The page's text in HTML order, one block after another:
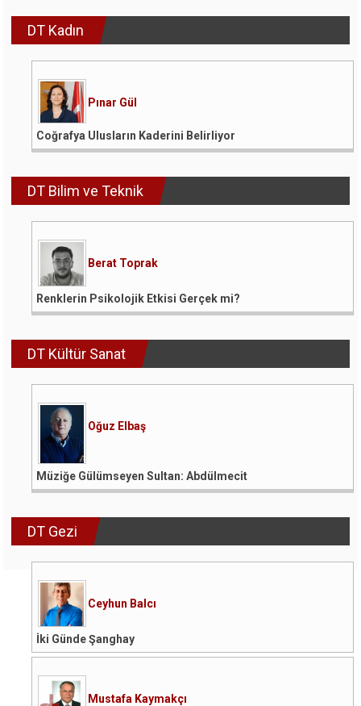
DT Kadın
Pınar Gül
Coğrafya Ulusların Kaderini Belirliyor
DT Bilim ve Teknik
Berat Toprak
Renklerin Psikolojik Etkisi Gerçek mi?
DT Kültür Sanat
Oğuz Elbaş
Müziğe Gülümseyen Sultan: Abdülmecit
DT Gezi
Ceyhun Balcı
İki Günde Şanghay
Mustafa Kaymakçı